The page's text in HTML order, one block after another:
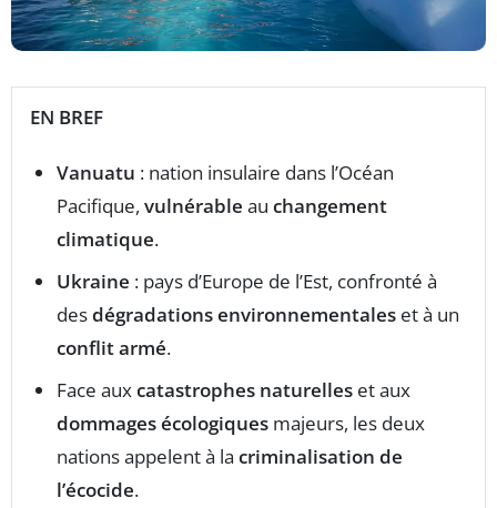
EN BREF
Vanuatu : nation insulaire dans l’Océan
Pacifique, vulnérable au changement
climatique.
Ukraine : pays d’Europe de l’Est, confronté à
desdégradations environnementales et à un
conflit armé.
Face auxcatastrophes naturelles et aux
dommages écologiques majeurs, les deux
nations appelent à la criminalisation de
l’écocide.